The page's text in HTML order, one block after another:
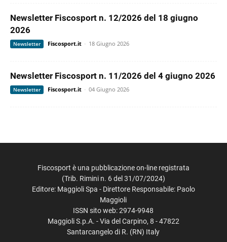
Newsletter Fiscosport n. 12/2026 del 18 giugno
2026
Newsletter Fiscosport.it - 18 Giugno 2026
Newsletter Fiscosport n. 11/2026 del 4 giugno 2026
Newsletter Fiscosport.it - 04 Giugno 2026
Fiscosport è una pubblicazione on-line registrata
(Trib. Rimini n. 6 del 31/07/2024)
Editore: Maggioli Spa - Direttore Responsabile: Paolo
Maggioli
ISSN sito web: 2974-9948
Maggioli S.p.A. - Via del Carpino, 8 - 47822
Santarcangelo di R. (RN) Italy